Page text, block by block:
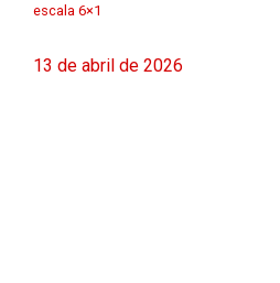
escala 6×1
13 de abril de 2026